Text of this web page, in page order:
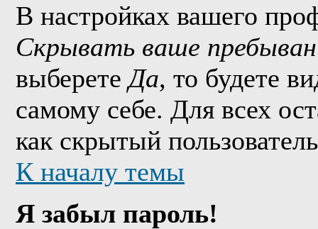
В настройках вашего
Скрывать ваше
выберетеДа, то будете
самому себе. Для всех
как скрытый
К началу темы
Я забыл пароль!